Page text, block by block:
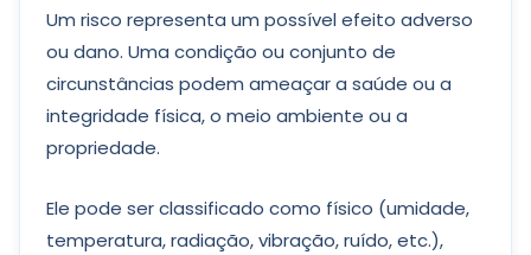
Um risco representa um possível efeito adverso
ou dano. Uma condição ou conjunto de
circunstâncias podem ameaçar a saúde ou a
integridade física, o meio ambiente ou a
propriedade.
Ele pode ser classificado como físico (umidade,
temperatura, radiação, vibração, ruído, etc.),